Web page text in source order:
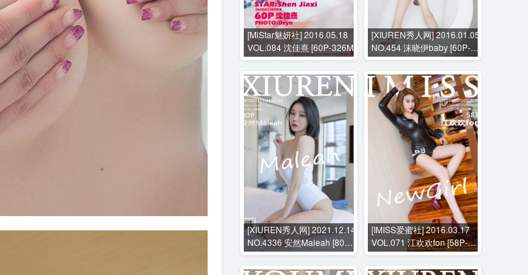
[MiStar魅妍社] 2016.05.18
VOL.084 沈佳熹 [60P-326M]
[XIUREN秀人网] 2016.01.05
NO.454 沫晓伊baby [60P-
123MB]
[XIUREN秀人网] 2021.12.14
NO.4336 安然Maleah [80P-
777MB]
[IMISS爱蜜社] 2016.03.17
VOL.071 江欢欢fon [58P-
285MB]